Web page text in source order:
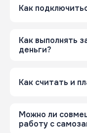
Как
Как выполнять
деньги?
Как считать и
Можно ли
работу с